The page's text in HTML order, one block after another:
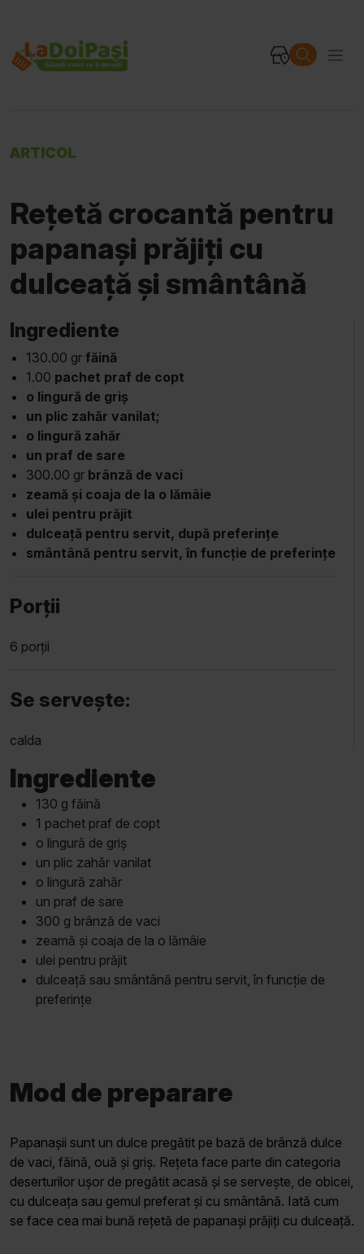
ARTICOL
Rețetă crocantă pentru
papanași prăjiți cu
dulceață și smântână
Ingrediente
130.00 gr făină
1.00 pachet praf de copt
o lingură de griș
un plic zahăr vanilat;
o lingură zahăr
un praf de sare
300.00 gr brânză de vaci
zeamă și coaja de la o lămâie
ulei pentru prăjit
dulceață pentru servit, după preferințe
smântână pentru servit, în funcție de preferințe
Porții
6 porții
Se servește:
calda
Ingrediente
130 g făină
1 pachet praf de copt
o lingură de griș
un plic zahăr vanilat
o lingură zahăr
un praf de sare
300 g brânză de vaci
zeamă și coaja de la o lămâie
ulei pentru prăjit
dulceață sau smântână pentru servit, în funcție de
preferințe
Mod de preparare
Papanașii sunt un dulce pregătit pe bază de brânză dulce
de vaci, făină, ouă și griș. Rețeta face parte din categoria
deserturilor ușor de pregătit acasă și se servește, de obicei,
cu dulceața sau gemul preferat și cu smântână. Iată cum
se face cea mai bună rețetă de papanași prăjiți cu dulceață.